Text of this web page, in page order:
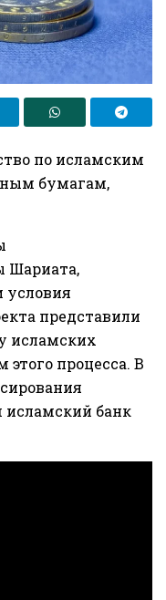
по исламским
бумагам,
Шариата,
условия
представили
исламских
процесса. В
банк